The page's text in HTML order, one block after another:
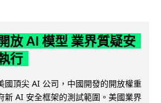
放 AI 模型 業界質疑安
行
國頂尖 AI 公司，中國開發的開放權重
新 AI 安全框架的測試範圍。美國業界